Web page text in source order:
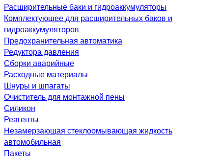
Расширительные баки и гидроаккумуляторы
Комплектующее для расширительных баков и
гидроаккумуляторов
Предохранительная автоматика
Редуктора давления
Сборки аварийные
Расходные материалы
Шнуры и шпагаты
Очиститель для монтажной пены
Силикон
Реагенты
Незамерзающая стеклоомывающая жидкость
автомобильная
Пакеты